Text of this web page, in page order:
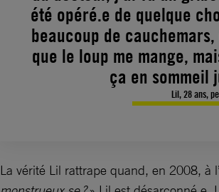
été opéré.e de quelque
beaucoup de
que le loup me mange,
ça en sommeil
Lil, 28 ans,
La vérité Lil rattrape quand, en 2008, à